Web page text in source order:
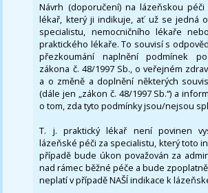
Návrh (doporučení) na lázeňskou péči
lékař, který ji indikuje, ať už se jedná
specialistu, nemocničního lékaře
praktického lékaře. To souvisí s
přezkoumání naplnění podmínek
zákona č. 48/1997 Sb., o veřejném
a o změně a doplnění některých
(dále jen „zákon č. 48/1997 Sb.“) a
o tom, zda tyto podmínky jsou/nejsou
T. j. praktický lékař není povinen
lázeňské péči za specialistu, který toto
případě bude úkon považován za
nad rámec běžné péče a bude
neplatí v případě NAŠÍ indikace k